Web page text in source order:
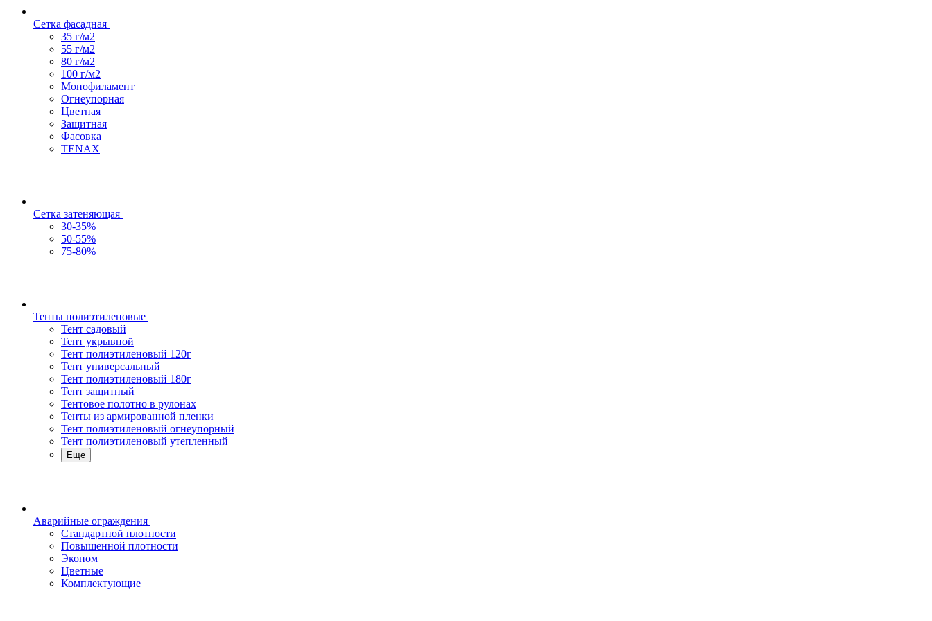
Сетка фасадная
35 г/м2
55 г/м2
80 г/м2
100 г/м2
Монофиламент
Огнеупорная
Цветная
Защитная
Фасовка
TENAX
Сетка затеняющая
30-35%
50-55%
75-80%
Тенты полиэтиленовые
Тент садовый
Тент укрывной
Тент полиэтиленовый 120г
Тент универсальный
Тент полиэтиленовый 180г
Тент защитный
Тентовое полотно в рулонах
Тенты из армированной пленки
Тент полиэтиленовый огнеупорный
Тент полиэтиленовый утепленный
Еще
Аварийные ограждения
Стандартной плотности
Повышенной плотности
Эконом
Цветные
Комплектующие